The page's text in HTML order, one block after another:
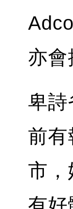
亦
卑詩
前有
市，